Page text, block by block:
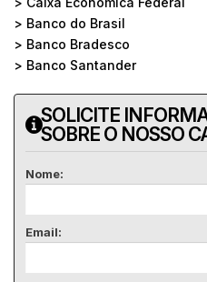
> Banco do Brasil
> Banco Bradesco
> Banco Santander
SOLICITE
SOBRE O NOSSO
Nome:
Email: